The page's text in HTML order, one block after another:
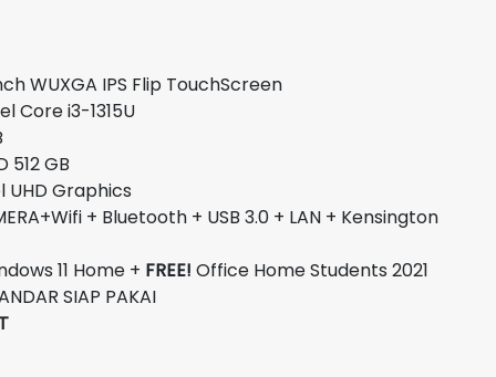
Rp10.900.000.
WUXGA IPS Flip TouchScreen
i3-1315U
GB
Graphics
+ Bluetooth + USB 3.0 + LAN + Kensington
11 Home + FREE! Office Home Students 2021
SIAP PAKAI